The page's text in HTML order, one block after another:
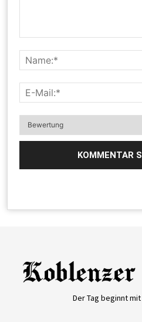
Der Tag beginnt